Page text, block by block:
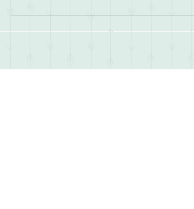
Verkleidung für Kinder: Masken, Mützen, Hüte,
Haarbänder ode